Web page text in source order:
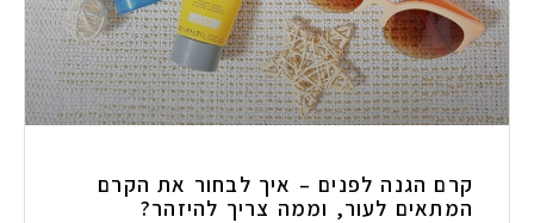
קרם הגנה לפנים – איך לבחור את הקרם
המתאים לעור, וממה צריך להיזהר?